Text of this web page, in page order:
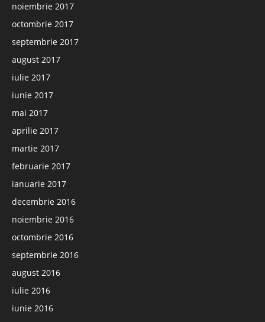
noiembrie 2017
octombrie 2017
septembrie 2017
august 2017
iulie 2017
iunie 2017
mai 2017
aprilie 2017
martie 2017
februarie 2017
ianuarie 2017
decembrie 2016
noiembrie 2016
octombrie 2016
septembrie 2016
august 2016
iulie 2016
iunie 2016